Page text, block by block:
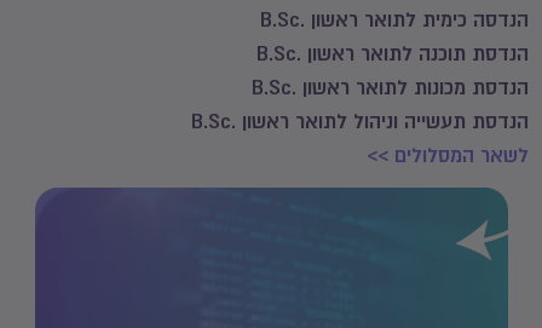
הנדסה כימית לתואר ראשון .B.Sc
הנדסת תוכנה לתואר ראשון .B.Sc
הנדסת מכונות לתואר ראשון .B.Sc
הנדסת תעשייה וניהול לתואר ראשון .B.Sc
לשאר המסלולים >>